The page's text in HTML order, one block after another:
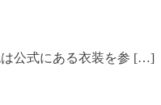
は公式にある衣装を参 […]